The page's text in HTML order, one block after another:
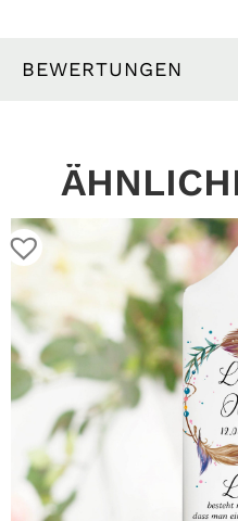
BEWERTUNGEN